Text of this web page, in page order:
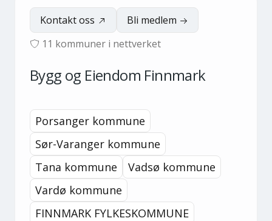
Kontakt oss
Bli medlem
11 kommuner i nettverket
Bygg og Eiendom Finnmark
Porsanger kommune
Sør-Varanger kommune
Tana kommune
Vadsø kommune
Vardø kommune
FINNMARK FYLKESKOMMUNE